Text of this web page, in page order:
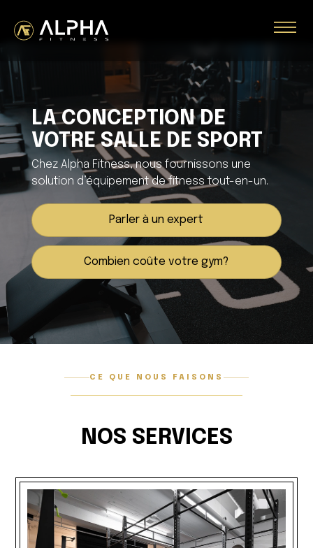
LA CONCEPTION DE
VOTRE SALLE DE SPORT
Chez Alpha Fitness, nous fournissons une
solution d’équipement de fitness tout-en-un.
Parler à un expert
Combien coûte votre gym?
CE QUE NOUS FAISONS
NOS SERVICES